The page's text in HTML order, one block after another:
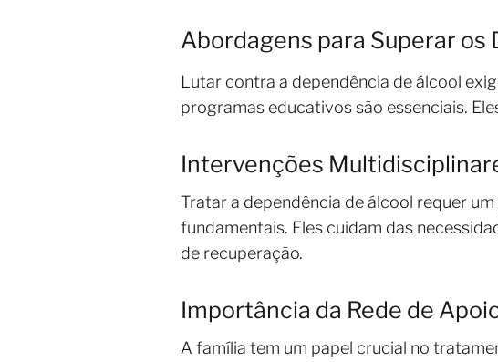
Abordagens para Superar os
Lutar contra a dependência de álcool
programas educativos são essenciais.
Intervenções
Tratar a dependência de álcool requer
fundamentais. Eles cuidam das
de recuperação.
Importância da Rede de
A família tem um papel crucial no